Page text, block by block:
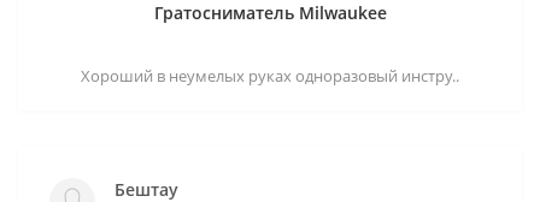
Гратосниматель Milwaukee
Хороший в неумелых руках одноразовый инстру..
Бештау